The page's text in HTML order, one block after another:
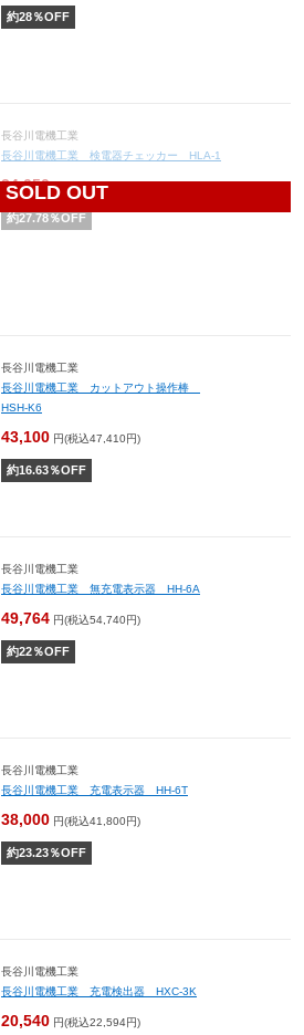
約28％OFF
SOLD OUT
長谷川電機工業
長谷川電機工業 検電器チェッカー HLA-1
24,050円(税込26,455円)
約27.78％OFF
長谷川電機工業
長谷川電機工業 カットアウト操作棒
HSH-K6
43,100 円(税込47,410円)
約16.63％OFF
長谷川電機工業
長谷川電機工業 無充電表示器 HH-6A
49,764 円(税込54,740円)
約22％OFF
長谷川電機工業
長谷川電機工業 充電表示器 HH-6T
38,000 円(税込41,800円)
約23.23％OFF
長谷川電機工業
長谷川電機工業 充電検出器 HXC-3K
20,540 円(税込22,594円)